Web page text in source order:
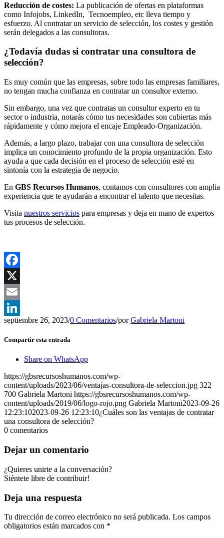
Reducción de costes: La publicación de ofertas en plataformas
como Infojobs, LinkedIn, Tecnoempleo, etc lleva tiempo y
esfuerzo. Al contratar un servicio de selección, los costes y gestión
serán delegados a las consultoras.
¿Todavía dudas si contratar una consultora de
selección?
Es muy común que las empresas, sobre todo las empresas familiares,
no tengan mucha confianza en contratar un consultor externo.
Sin embargo, una vez que contratas un consultor experto en tu
sector o industria, notarás cómo tus necesidades son cubiertas más
rápidamente y cómo mejora el encaje Empleado-Organización.
Además, a largo plazo, trabajar con una consultora de selección
implica un conocimiento profundo de la propia organización. Esto
ayuda a que cada decisión en el proceso de selección esté en
sintonía con la estrategia de negocio.
En GBS Recursos Humanos, contamos con consultores con amplia
experiencia que te ayudarán a encontrar el talento que necesitas.
Visita nuestros servicios para empresas y deja en mano de expertos
tus procesos de selección.
LinkedIn
septiembre 26, 2023/0 Comentarios/porGabriela Martoni
Compartir esta entrada
Share on WhatsApp
https://gbsrecursoshumanos.com/wp-
content/uploads/2023/06/ventajas-consultora-de-seleccion.jpg 322
700 Gabriela Martoni https://gbsrecursoshumanos.com/wp-
content/uploads/2019/06/logo-rojo.png Gabriela Martoni2023-09-26
12:23:102023-09-26 12:23:10¿Cuáles son las ventajas de contratar
una consultora de selección?
0 comentarios
Dejar un comentario
¿Quieres unirte a la conversación?
Siéntete libre de contribuir!
Deja una respuesta
Tu dirección de correo electrónico no será publicada. Los campos
obligatorios están marcados con *